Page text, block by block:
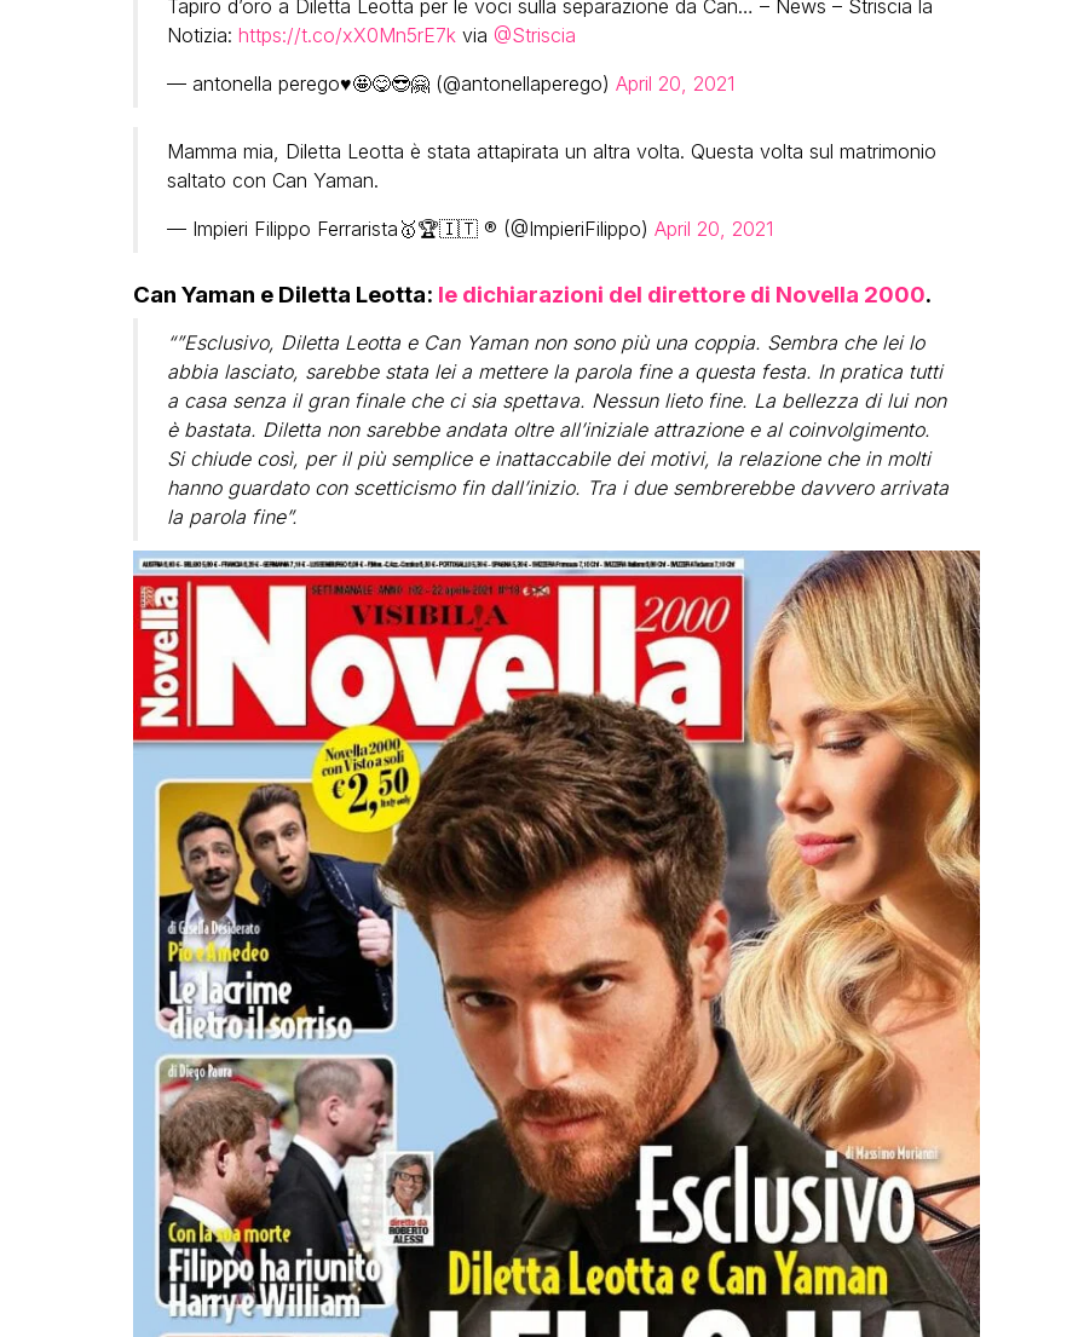
Tapiro d’oro a Diletta Leotta per le voci sulla separazione da Can… – News – Striscia la
Notizia: https://t.co/xX0Mn5rE7kvia @Striscia
— antonella perego♥🤩😋😎🤗 (@antonellaperego) April 20, 2021
Mamma mia, Diletta Leotta è stata attapirata un altra volta. Questa volta sul matrimonio
saltato con Can Yaman.
— Impieri Filippo Ferrarista🥇🏆🇮🇹 ® (@ImpieriFilippo) April 20, 2021
Can Yaman e Diletta Leotta: le dichiarazioni del direttore di Novella 2000.
“”Esclusivo, Diletta Leotta e Can Yaman non sono più una coppia. Sembra che lei lo
abbia lasciato, sarebbe stata lei a mettere la parola fine a questa festa. In pratica tutti
a casa senza il gran finale che ci sia spettava. Nessun lieto fine. La bellezza di lui non
è bastata. Diletta non sarebbe andata oltre all’iniziale attrazione e al coinvolgimento.
Si chiude così, per il più semplice e inattaccabile dei motivi, la relazione che in molti
hanno guardato con scetticismo fin dall’inizio. Tra i due sembrerebbe davvero arrivata
la parola fine”.